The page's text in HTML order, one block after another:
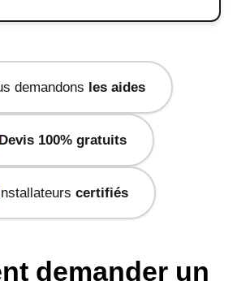
demandons les aides
100% gratuits
certifiés
demander un